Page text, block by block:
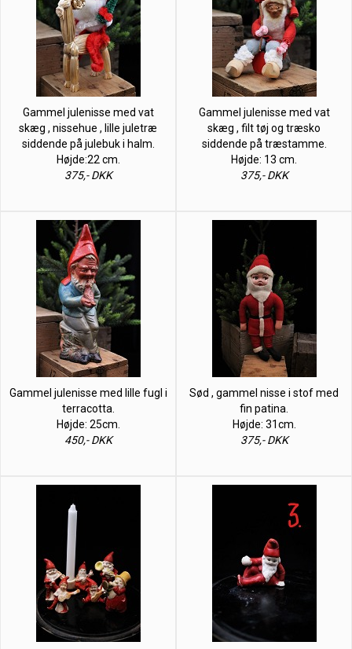
Gammel julenisse med vat
skæg , nissehue , lille juletræ
siddende på julebuk i halm.
Højde:22 cm.
375,- DKK
Gammel julenisse med vat
skæg , filt tøj og træsko
siddende på træstamme.
Højde: 13 cm.
375,- DKK
Gammel julenisse med lille fugl i
terracotta.
Højde: 25cm.
450,- DKK
Sød , gammel nisse i stof med
fin patina.
Højde: 31cm.
375,- DKK